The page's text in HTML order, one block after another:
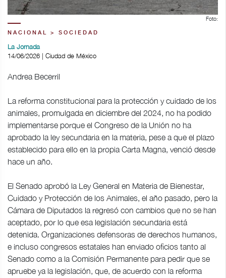
Foto:
NACIONAL > SOCIEDAD
La Jornada
14/06/2026 | Ciudad de México
Andrea Becerril
La reforma constitucional para la protección y cuidado de los
animales, promulgada en diciembre del 2024, no ha podido
implementarse porque el Congreso de la Unión no ha
aprobado la ley secundaria en la materia, pese a que el plazo
establecido para ello en la propia Carta Magna, venció desde
hace un año.
El Senado aprobó la Ley General en Materia de Bienestar,
Cuidado y Protección de los Animales, el año pasado, pero la
Cámara de Diputados la regresó con cambios que no se han
aceptado, por lo que esa legislación secundaria está
detenida. Organizaciones defensoras de derechos humanos,
e incluso congresos estatales han enviado oficios tanto al
Senado como a la Comisión Permanente para pedir que se
apruebe ya la legislación, que, de acuerdo con la reforma